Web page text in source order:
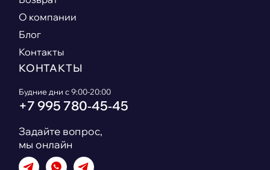
О компании
Блог
Контакты
КОНТАКТЫ
Будние дни с 9:00-20:00
+7 995 780‑45‑45
Задайте вопрос,
мы онлайн